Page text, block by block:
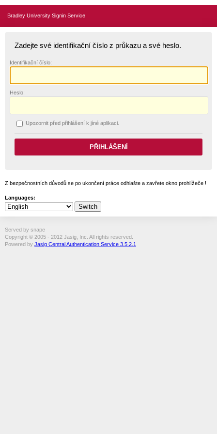
Bradley University Signin Service
Zadejte své identifikační číslo z průkazu a své heslo.
Identifikační číslo:
Heslo:
Upozornit před přihlášení k jíné aplikaci.
Z bezpečnostních důvodů se po ukončení práce odhlašte a zavřete okno prohlížeče !
Languages:
Served by snape
Copyright © 2005 - 2012 Jasig, Inc. All rights reserved.
Powered by Jasig Central Authentication Service 3.5.2.1